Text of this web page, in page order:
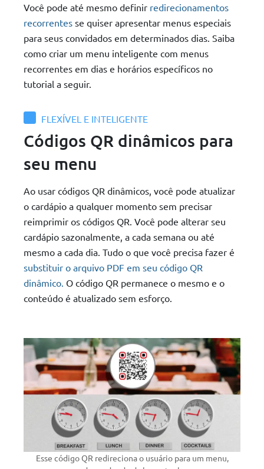
FLEXÍVEL E INTELIGENTE
Códigos QR dinâmicos para
seu menu
Ao usar códigos QR dinâmicos, você pode atualizar
o cardápio a qualquer momento sem precisar
reimprimir os códigos QR. Você pode alterar seu
cardápio sazonalmente, a cada semana ou até
mesmo a cada dia. Tudo o que você precisa fazer é
substituir o arquivo PDF em seu código QR
dinâmico. O código QR permanece o mesmo e o
conteúdo é atualizado sem esforço.
Você pode até mesmo definir redirecionamentos
recorrentes se quiser apresentar menus especiais
para seus convidados em determinados dias. Saiba
como criar um menu inteligente com menus
recorrentes em dias e horários específicos no
tutorial a seguir.
Esse código QR redireciona o usuário para um menu,